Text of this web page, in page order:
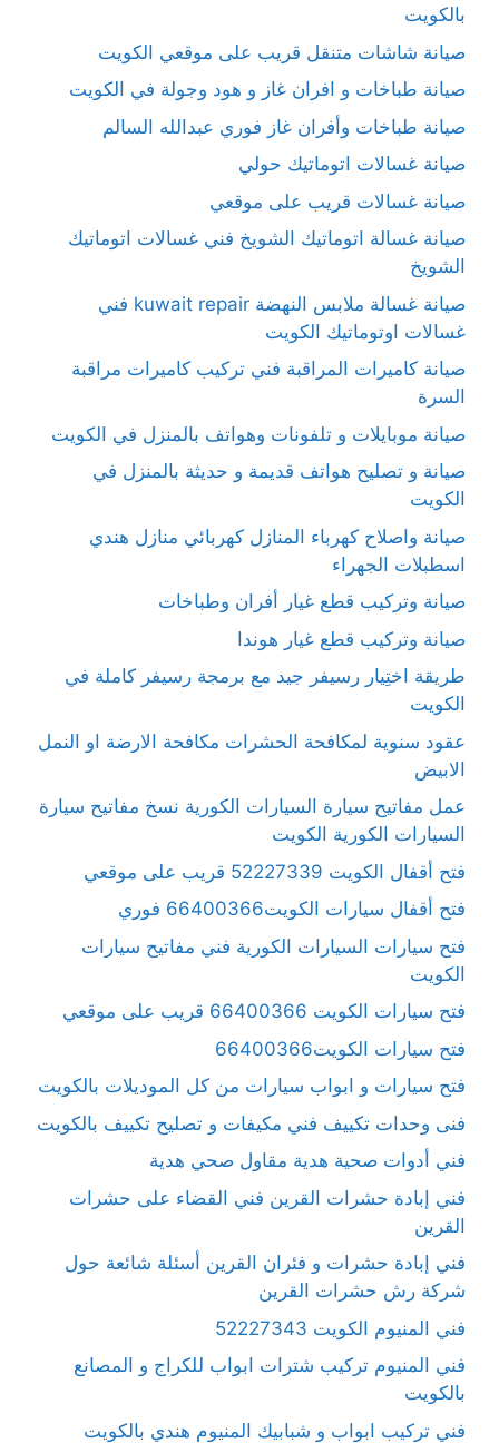
بالكويت
صيانة شاشات متنقل قريب على موقعي الكويت
صيانة طباخات و افران غاز و هود وجولة في الكويت
صيانة طباخات وأفران غاز فوري عبدالله السالم
صيانة غسالات اتوماتيك حولي
صيانة غسالات قريب على موقعي
صيانة غسالة اتوماتيك الشويخ فني غسالات اتوماتيك
الشويخ
صيانة غسالة ملابس النهضة kuwait repair فني
غسالات اوتوماتيك الكويت
صيانة كاميرات المراقبة فني تركيب كاميرات مراقبة
السرة
صيانة موبايلات و تلفونات وهواتف بالمنزل في الكويت
صيانة و تصليح هواتف قديمة و حديثة بالمنزل في
الكويت
صيانة واصلاح كهرباء المنازل كهربائي منازل هندي
اسطبلات الجهراء
صيانة وتركيب قطع غيار أفران وطباخات
صيانة وتركيب قطع غيار هوندا
طريقة اختِيار رسيفر جيد مع برمجة رسيفر كاملة في
الكويت
عقود سنوية لمكافحة الحشرات مكافحة الارضة او النمل
الابيض
عمل مفاتيح سيارة السيارات الكورية نسخ مفاتيح سيارة
السيارات الكورية الكويت
فتح أقفال الكويت 52227339 قريب على موقعي
فتح أقفال سيارات الكويت66400366 فوري
فتح سيارات السيارات الكورية فني مفاتيح سيارات
الكويت
فتح سيارات الكويت 66400366 قريب على موقعي
فتح سيارات الكويت66400366
فتح سيارات و ابواب سيارات من كل الموديلات بالكويت
فنى وحدات تكييف فني مكيفات و تصليح تكييف بالكويت
فني أدوات صحية هدية مقاول صحي هدية
فني إبادة حشرات القرين فني القضاء على حشرات
القرين
فني إبادة حشرات و فئران القرين أسئلة شائعة حول
شركة رش حشرات القرين
فني المنيوم الكويت 52227343
فني المنيوم تركيب شترات ابواب للكراج و المصانع
بالكويت
فني تركيب ابواب و شبابيك المنيوم هندي بالكويت